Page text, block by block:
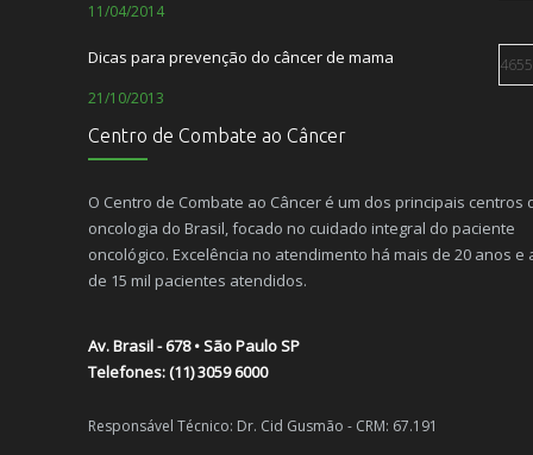
11/04/2014
Dicas para prevenção do câncer de mama
21/10/2013
O paciente com câncer não precisa sentir dor
O Câncer é hereditário?
10/12/2014
13/07/2015
Centro de Combate ao Câncer
O Centro de Combate ao Câncer é um dos principais centros
oncologia do Brasil, focado no cuidado integral do paciente
oncológico. Excelência no atendimento há mais de 20 anos e
de 15 mil pacientes atendidos.
Av. Brasil - 678 • São Paulo SP
Telefones: (11) 3059 6000
Responsável Técnico: Dr. Cid Gusmão - CRM: 67.191